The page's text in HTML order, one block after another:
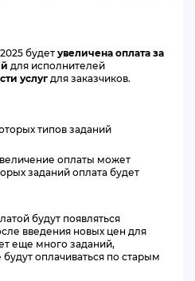
будет увеличена оплата за
для исполнителей
услуг для заказчиков.
типов заданий
оплаты может
заданий оплата будет
будут появляться
введения новых цен для
еще много заданий,
оплачиваться по старым